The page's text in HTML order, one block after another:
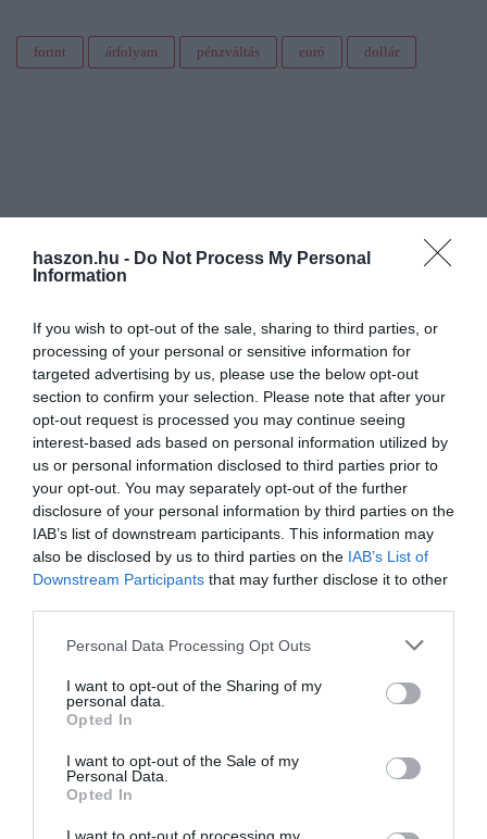
haszon.hu - Do Not Process My Personal
Information
If you wish to opt-out of the sale, sharing to third parties, or
processing of your personal or sensitive information for
targeted advertising by us, please use the below opt-out
section to confirm your selection. Please note that after your
opt-out request is processed you may continue seeing
interest-based ads based on personal information utilized by
us or personal information disclosed to third parties prior to
your opt-out. You may separately opt-out of the further
disclosure of your personal information by third parties on the
IAB’s list of downstream participants. This information may
also be disclosed by us to third parties on the IAB’s List of
Downstream Participants that may further disclose it to other
Please note that this website/app uses one or more Google
not limited to your visit or usage behaviour. You may click to
grant or deny consent to Google and its third-party tags to
use your data for below specified purposes in below Google
consent section.
Personal Data Processing Opt Outs
I want to opt-out of the Sharing of my
personal data.
Opted In
I want to opt-out of the Sale of my
Personal Data.
Opted In
forint árfolyam pénzváltás euró dollár
Tévhitek, amivel tönkreteheted a saját nyugdíjadat
Sokan hajlamosak struccpolitikát folytatni, ha az időskori